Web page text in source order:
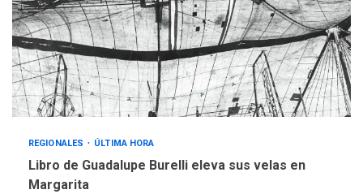
3
operativa con flota
vehicular de 60 unidades
adquiridas en un año de
gestión
4
REGIONALES ÚLTIMA HORA
«Juan Bautista Arismendi» a
la altura de Macho Muerto
REGIONALES ÚLTIMA HORA
Libro de Guadalupe Burelli eleva sus velas en
Margarita